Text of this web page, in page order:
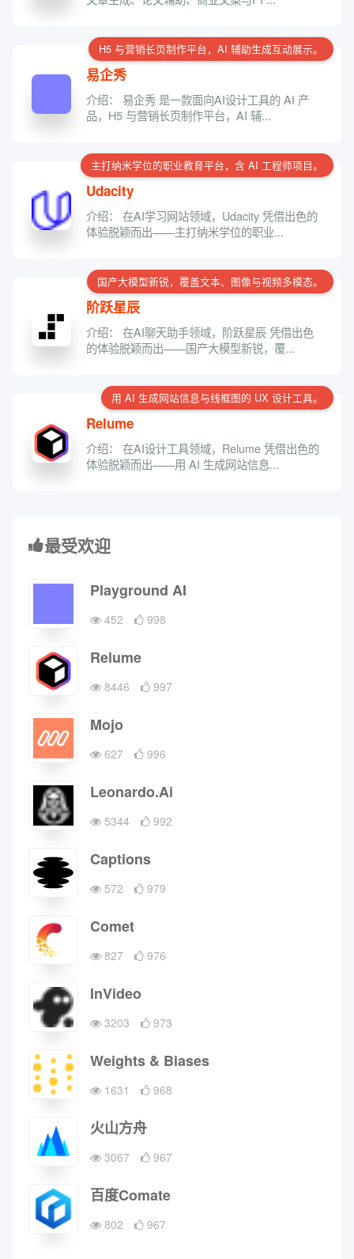
H5 与营销长页制作平台，AI 辅助生成互动展示。
易企秀
介绍： 易企秀 是一款面向AI设计工具的 AI 产
品，H5 与营销长页制作平台，AI 辅...
主打纳米学位的职业教育平台，含 AI 工程师项目。
Udacity
介绍： 在AI学习网站领域，Udacity 凭借出色的
体验脱颖而出——主打纳米学位的职业...
国产大模型新锐，覆盖文本、图像与视频多模态。
阶跃星辰
介绍： 在AI聊天助手领域，阶跃星辰 凭借出色
的体验脱颖而出——国产大模型新锐，覆...
用 AI 生成网站信息与线框图的 UX 设计工具。
Relume
介绍： 在AI设计工具领域，Relume 凭借出色的
体验脱颖而出——用 AI 生成网站信息...
最受欢迎
Playground AI
452 998
Relume
8446 997
Mojo
627 996
Leonardo.Ai
5344 992
Captions
572 979
Comet
827 976
InVideo
3203 973
Weights & Biases
1631 968
火山方舟
3067 967
百度Comate
802 967